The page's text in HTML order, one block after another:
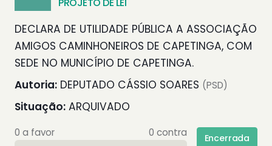
DECLARA DE UTILIDADE PÚBLICA A ASSOCIAÇÃO
AMIGOS CAMINHONEIROS DE CAPETINGA, COM
SEDE NO MUNICÍPIO DE CAPETINGA.
Autoria: DEPUTADO CÁSSIO SOARES (PSD)
Situação: ARQUIVADO
0 a favor 0 contra Encerrada